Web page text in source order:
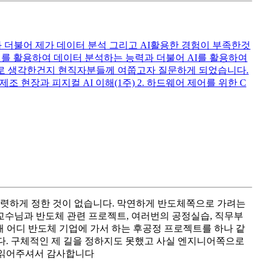
불어 제가 데이터 분석 그리고 AI활용한 경험이 부족한것
활용하여 데이터 분석하는 능력과 더불어 AI를 활용하여
생각한건지 현직자분들께 여쭙고자 질문하게 되었습니다.
조 현장과 피지컬 AI 이해(1주) 2. 하드웨어 제어를 위한 C
하게 정한 것이 없습니다. 막연하게 반도체쪽으로 가려는
님과 반도체 관련 프로젝트, 여러번의 공정실습, 직무부
디 반도체 기업에 가서 하는 후공정 프로젝트를 하나 같
구체적인 제 길을 정하지도 못했고 사실 엔지니어쪽으로
어주셔서 감사합니다